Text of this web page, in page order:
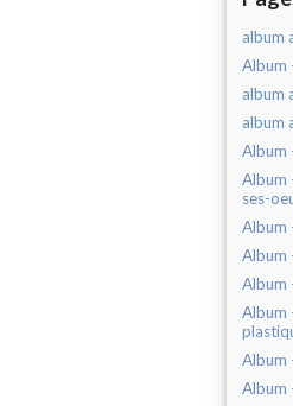
album
Album
album
album
Album
Album
ses-
Album
Album
Album
Album
Album
Album